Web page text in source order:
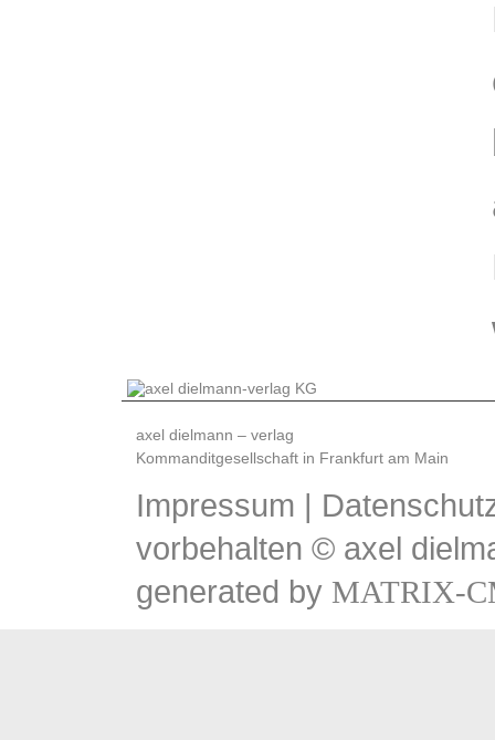
axel dielmann – verlag
Kommanditgesellschaft in Frankfurt am Main
Impressum |
vorbehalten © axel
generated by MATRIX-